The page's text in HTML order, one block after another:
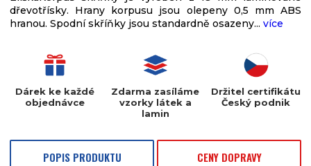
dřevotřísky. Hrany korpusu jsou olepeny 0,5 mm ABS
hranou. Spodní skříňky jsou standardně osazeny... více
Dárek ke každé
objednávce
Zdarma zasíláme
vzorky látek a
lamin
Držitel certifikátu
Český podnik
POPIS PRODUKTU CENY DOPRAVY